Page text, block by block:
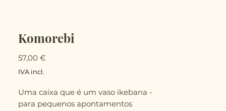
Komorebi
57,00 €Preço
IVA incl.
Uma caixa que é um vaso ikebana -
para pequenos apontamentos